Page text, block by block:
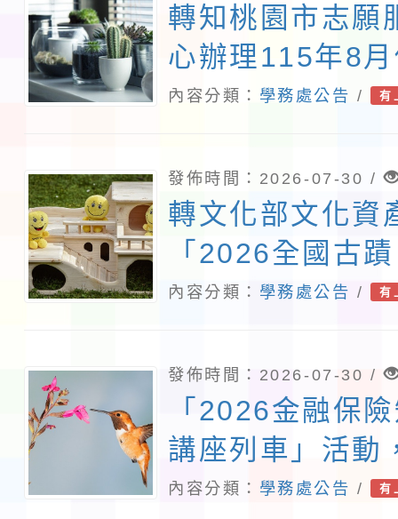
轉知桃園市志願
心辦理115年8
務教育訓練課程
內容分類： 學務處公告 / 有
發佈時間：2026-07-30 /
轉文化部文化資
「2026全國古
相關資訊，請踴
內容分類： 學務處公告 / 有
發佈時間：2026-07-30 /
「2026金融保
講座列車」活動
人員踴躍參加
內容分類： 學務處公告 / 有